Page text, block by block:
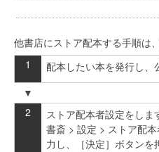
他書店にストア配本する手順は
配本したい本を発行し、
ストア配本者設定をしま
書斎 > 設定 > ストア配
力し、［決定］ボタンを